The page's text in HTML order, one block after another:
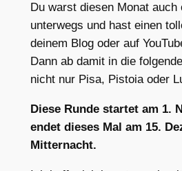
Du warst diesen Monat auch
unterwegs und hast einen
deinem Blog oder auf
Dann ab damit in die
nicht nur Pisa, Pistoia oder
Diese Runde startet am 1.
endet dieses Mal am 15.
Mitternacht.